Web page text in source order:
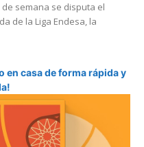
semana se disputa el
de la Liga Endesa, la
en casa de forma rápida y